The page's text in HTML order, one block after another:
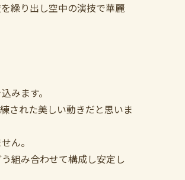
繰り出し空中の演技で華麗
みます。
された美しい動きだと思いま
ん。
組み合わせて構成し安定し